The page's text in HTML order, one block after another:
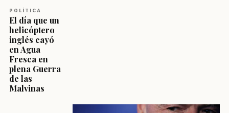
POLÍTICA
El día que un
helicóptero
inglés cayó
en Agua
Fresca en
plena Guerra
de las
Malvinas